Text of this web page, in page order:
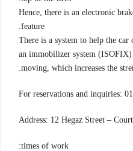
Hence, there is an electronic
feature.
There is a system to help the
an immobilizer system
moving, which increases the
For reservations and inquiries:
Address: 12 Hegaz Street –
times of work: